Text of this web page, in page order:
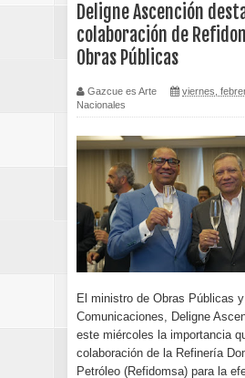
Deligne Ascención
colaboración de
Obras Públicas
Gazcue es Arte
viernes,
Nacionales
El ministro de Obras Públicas y
Comunicaciones, Deligne
este miércoles la importancia
colaboración de la Refinería
Petróleo (Refidomsa) para la